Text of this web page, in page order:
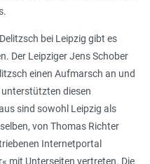
bei Leipzig gibt es
Der Leipziger Jens Schober
einen Aufmarsch an und
unterstützten diesen
sind sowohl Leipzig als
von Thomas Richter
Internetportal
mit Unterseiten vertreten. Die